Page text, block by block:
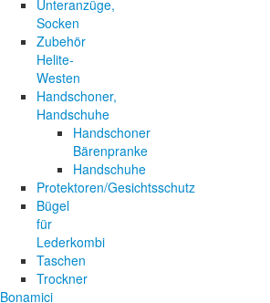
Unteranzüge,
Socken
Zubehör
Helite-
Westen
Handschoner,
Handschuhe
Handschoner
Bärenpranke
Handschuhe
Protektoren/Gesichtsschutz
Bügel
für
Lederkombi
Taschen
Trockner
Bonamici